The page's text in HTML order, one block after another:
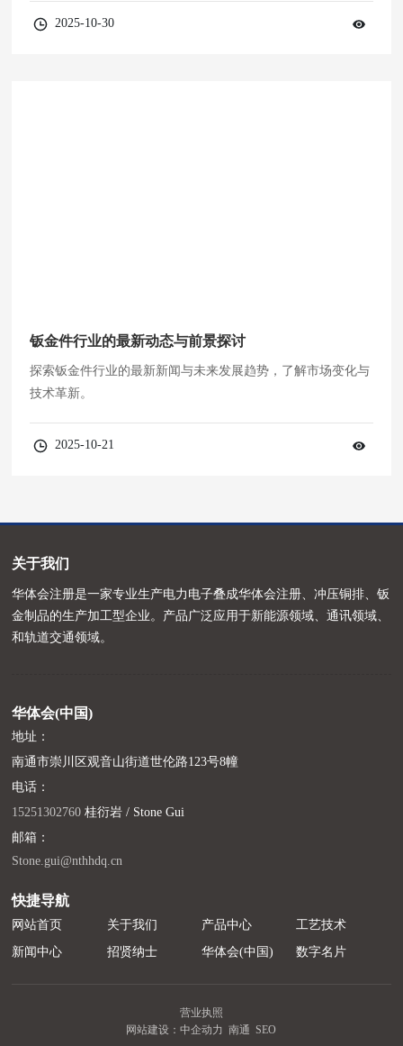
2025-10-30
钣金件行业的最新动态与前景探讨
探索钣金件行业的最新新闻与未来发展趋势，了解市场变化与
技术革新。
2025-10-21
关于我们
华体会注册是一家专业生产电力电子叠成华体会注册、冲压铜排、钣
金制品的生产加工型企业。产品广泛应用于新能源领域、通讯领域、
和轨道交通领域。
华体会(中国)
地址：
南通市崇川区观音山街道世伦路123号8幢
电话：
15251302760 桂衍岩 / Stone Gui
邮箱：
Stone.gui@nthhdq.cn
快捷导航
网站首页 关于我们 产品中心
工艺技术
新闻中心
招贤纳士 华体会(中国) 数字名片
营业执照
网站建设：中企动力 南通 SEO